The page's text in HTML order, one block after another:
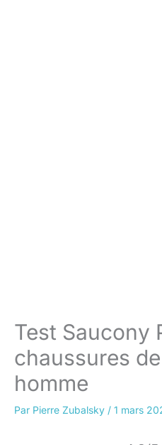
Test Saucony
chaussures
homme
Par Pierre Zubalsky / 1 mars